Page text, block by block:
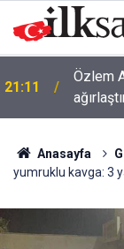
21:11
Özlem
Anasayfa
yumruklu kavga: 3